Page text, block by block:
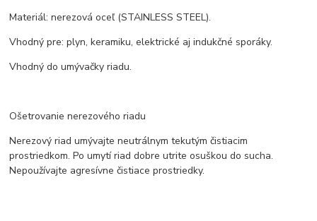
Materiál: nerezová oceľ (STAINLESS STEEL).
Vhodný pre: plyn, keramiku, elektrické aj indukčné sporáky.
Vhodný do umývačky riadu.
Ošetrovanie nerezového riadu
Nerezový riad umývajte neutrálnym tekutým čistiacim
prostriedkom. Po umytí riad dobre utrite osuškou do sucha.
Nepoužívajte agresívne čistiace prostriedky.